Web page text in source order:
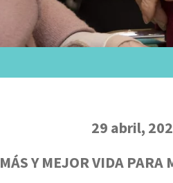
29 abril,
MÁS Y MEJOR VIDA PARA